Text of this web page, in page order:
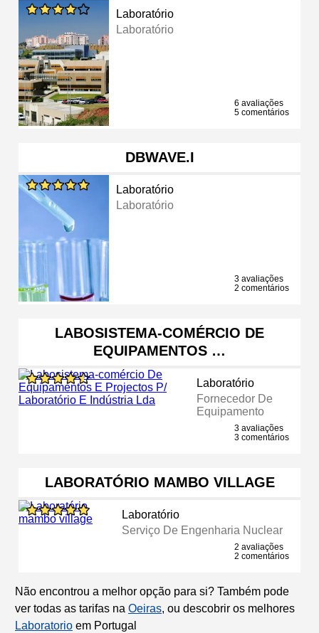
Laboratório
Laboratório
6 avaliações
5 comentários
DBWAVE.I
Laboratório
Laboratório
3 avaliações
2 comentários
LABOSISTEMA-COMÉRCIO DE
EQUIPAMENTOS …
Laboratório
Fornecedor De
Equipamento
3 avaliações
3 comentários
LABORATÓRIO MAMBO VILLAGE
Laboratório
Serviço De Engenharia Nuclear
2 avaliações
2 comentários
Não encontrou a melhor opção para si? Também pode
ver todas as tarifas na Oeiras, ou descobrir os melhores
Laboratorio em Portugal